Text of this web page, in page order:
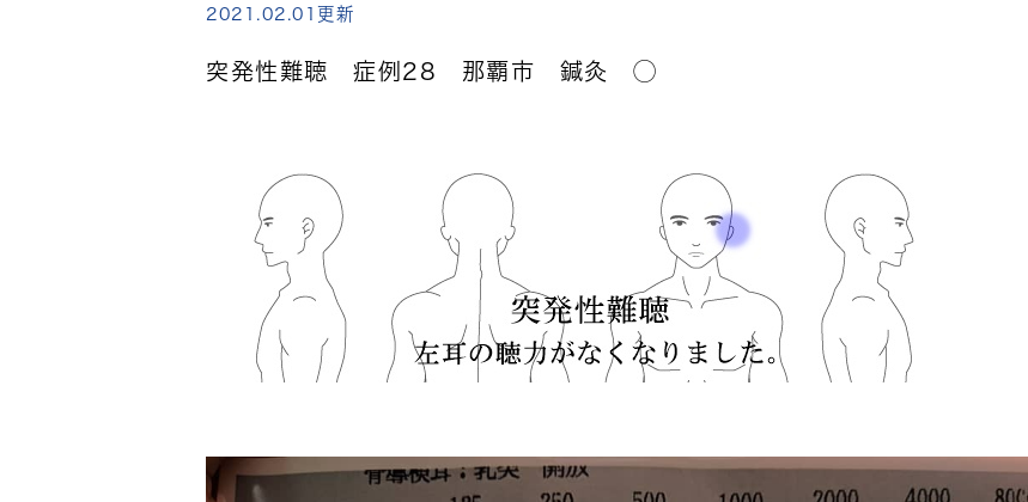
2021.02.01更新
突発性難聴 症例28 那覇市 鍼灸 ◯